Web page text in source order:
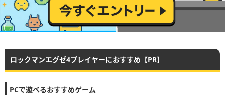
ロックマンエグゼ4プレイヤーにおすすめ【PR】
PCで遊べるおすすめゲーム